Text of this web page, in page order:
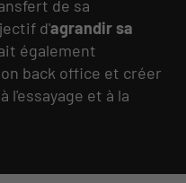
de sa
d'agrandir sa
également
back office et créer
l'essayage et à la